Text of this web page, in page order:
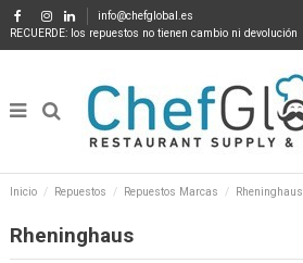
info@chefglobal.es
RECUERDE: los repuestos no tienen cambio ni devolución
Inicio Repuestos Repuestos Marcas Rheninghaus
Rheninghaus